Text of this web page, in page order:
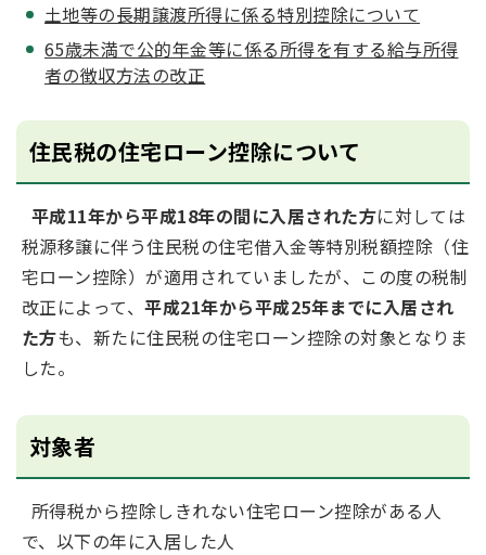
土地等の長期譲渡所得に係る特別控除について
65歳未満で公的年金等に係る所得を有する給与所得
者の徴収方法の改正
住民税の住宅ローン控除について
平成11年から平成18年の間に入居された方に対しては
税源移譲に伴う住民税の住宅借入金等特別税額控除（住
宅ローン控除）が適用されていましたが、この度の税制
改正によって、平成21年から平成25年までに入居され
た方も、新たに住民税の住宅ローン控除の対象となりま
した。
対象者
所得税から控除しきれない住宅ローン控除がある人
で、以下の年に入居した人